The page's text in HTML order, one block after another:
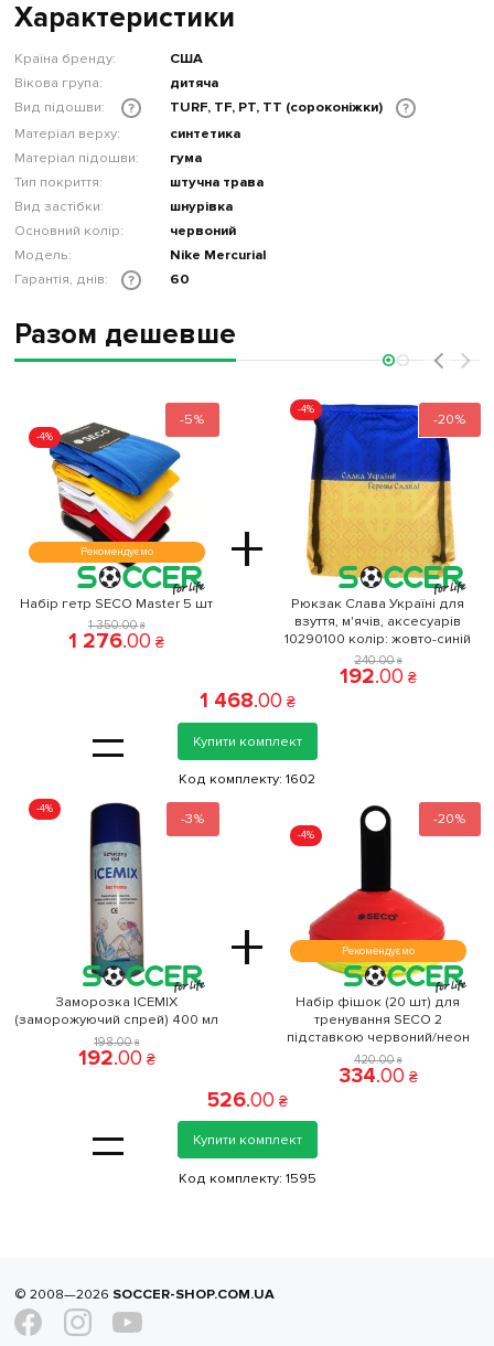
Характеристики
Країна бренду:
США
Вікова група:
дитяча
Вид підошви:
? TURF, TF, PT, TT (сороконіжки)
?
Матеріал верху:
синтетика
Матеріал підошви:
гума
Тип покриття:
штучна трава
Вид застібки:
шнурівка
Основний колір:
червоний
Модель:
Nike Mercurial
Гарантія, днів:
? 60
Разом дешевше
-5%
Рекомендуємо
-4%
+
Набір гетр SECO Master 5 шт
1 350.00 ₴
1 276.00 ₴
-20%
-4%
Рюкзак Слава Україні для
взуття, м'ячів, аксесуарів
10290100 колiр: жовто-синій
240.00 ₴
192.00 ₴
=
1 468.00 ₴
Купити комплект
Код комплекту:1602
-3%
-4%
+
Заморозка ICEMIX
(заморожуючий спрей) 400 мл
198.00 ₴
192.00 ₴
-20%
Рекомендуємо
-4%
Набір фішок (20 шт) для
тренування SECO 2
підставкою червоний/неон
420.00 ₴
334.00 ₴
=
526.00 ₴
Купити комплект
Код комплекту: 1595
© 2008—2026 SOCCER-SHOP.COM.UA